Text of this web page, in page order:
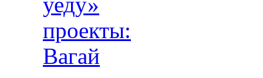
уеду»
проекты:
Вагай